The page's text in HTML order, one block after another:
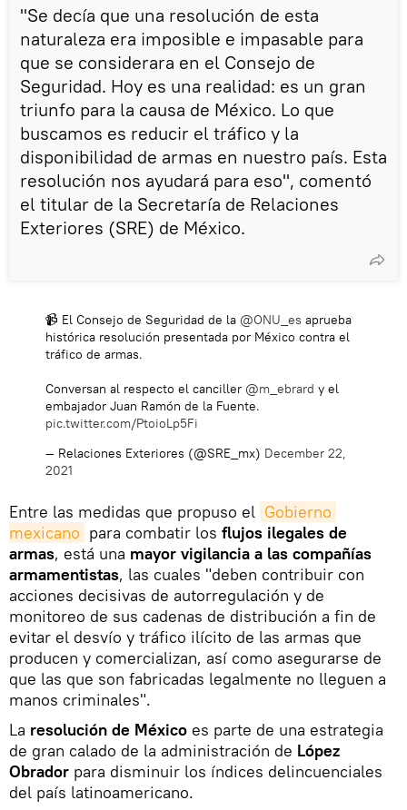
"Se decía que una resolución de esta
naturaleza era imposible e impasable para
que se considerara en el Consejo de
Seguridad. Hoy es una realidad: es un gran
triunfo para la causa de México. Lo que
buscamos es reducir el tráfico y la
disponibilidad de armas en nuestro país. Esta
resolución nos ayudará para eso", comentó
el titular de la Secretaría de Relaciones
Exteriores (SRE) de México.
📹 El Consejo de Seguridad de la @ONU_es aprueba
histórica resolución presentada por México contra el
tráfico de armas.
Conversan al respecto el canciller @m_ebrard y el
embajador Juan Ramón de la Fuente.
pic.twitter.com/PtoioLp5Fi
— Relaciones Exteriores (@SRE_mx) December 22,
2021
Entre las medidas que propuso el Gobierno
mexicano para combatir los flujos ilegales de
armas, está una mayor vigilancia a las compañías
armamentistas, las cuales "deben contribuir con
acciones decisivas de autorregulación y de
monitoreo de sus cadenas de distribución a fin de
evitar el desvío y tráfico ilícito de las armas que
producen y comercializan, así como asegurarse de
que las que son fabricadas legalmente no lleguen a
manos criminales".
La resolución de México es parte de una estrategia
de gran calado de la administración de López
Obrador para disminuir los índices delincuenciales
del país latinoamericano.